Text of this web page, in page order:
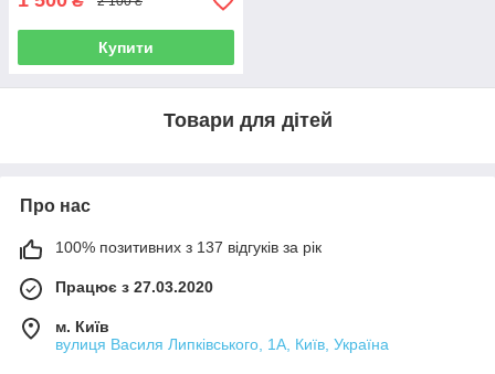
Купити
Товари для дітей
Про нас
100% позитивних з 137 відгуків за рік
Працює з 27.03.2020
м. Київ
вулиця Василя Липківського, 1А, Київ, Україна